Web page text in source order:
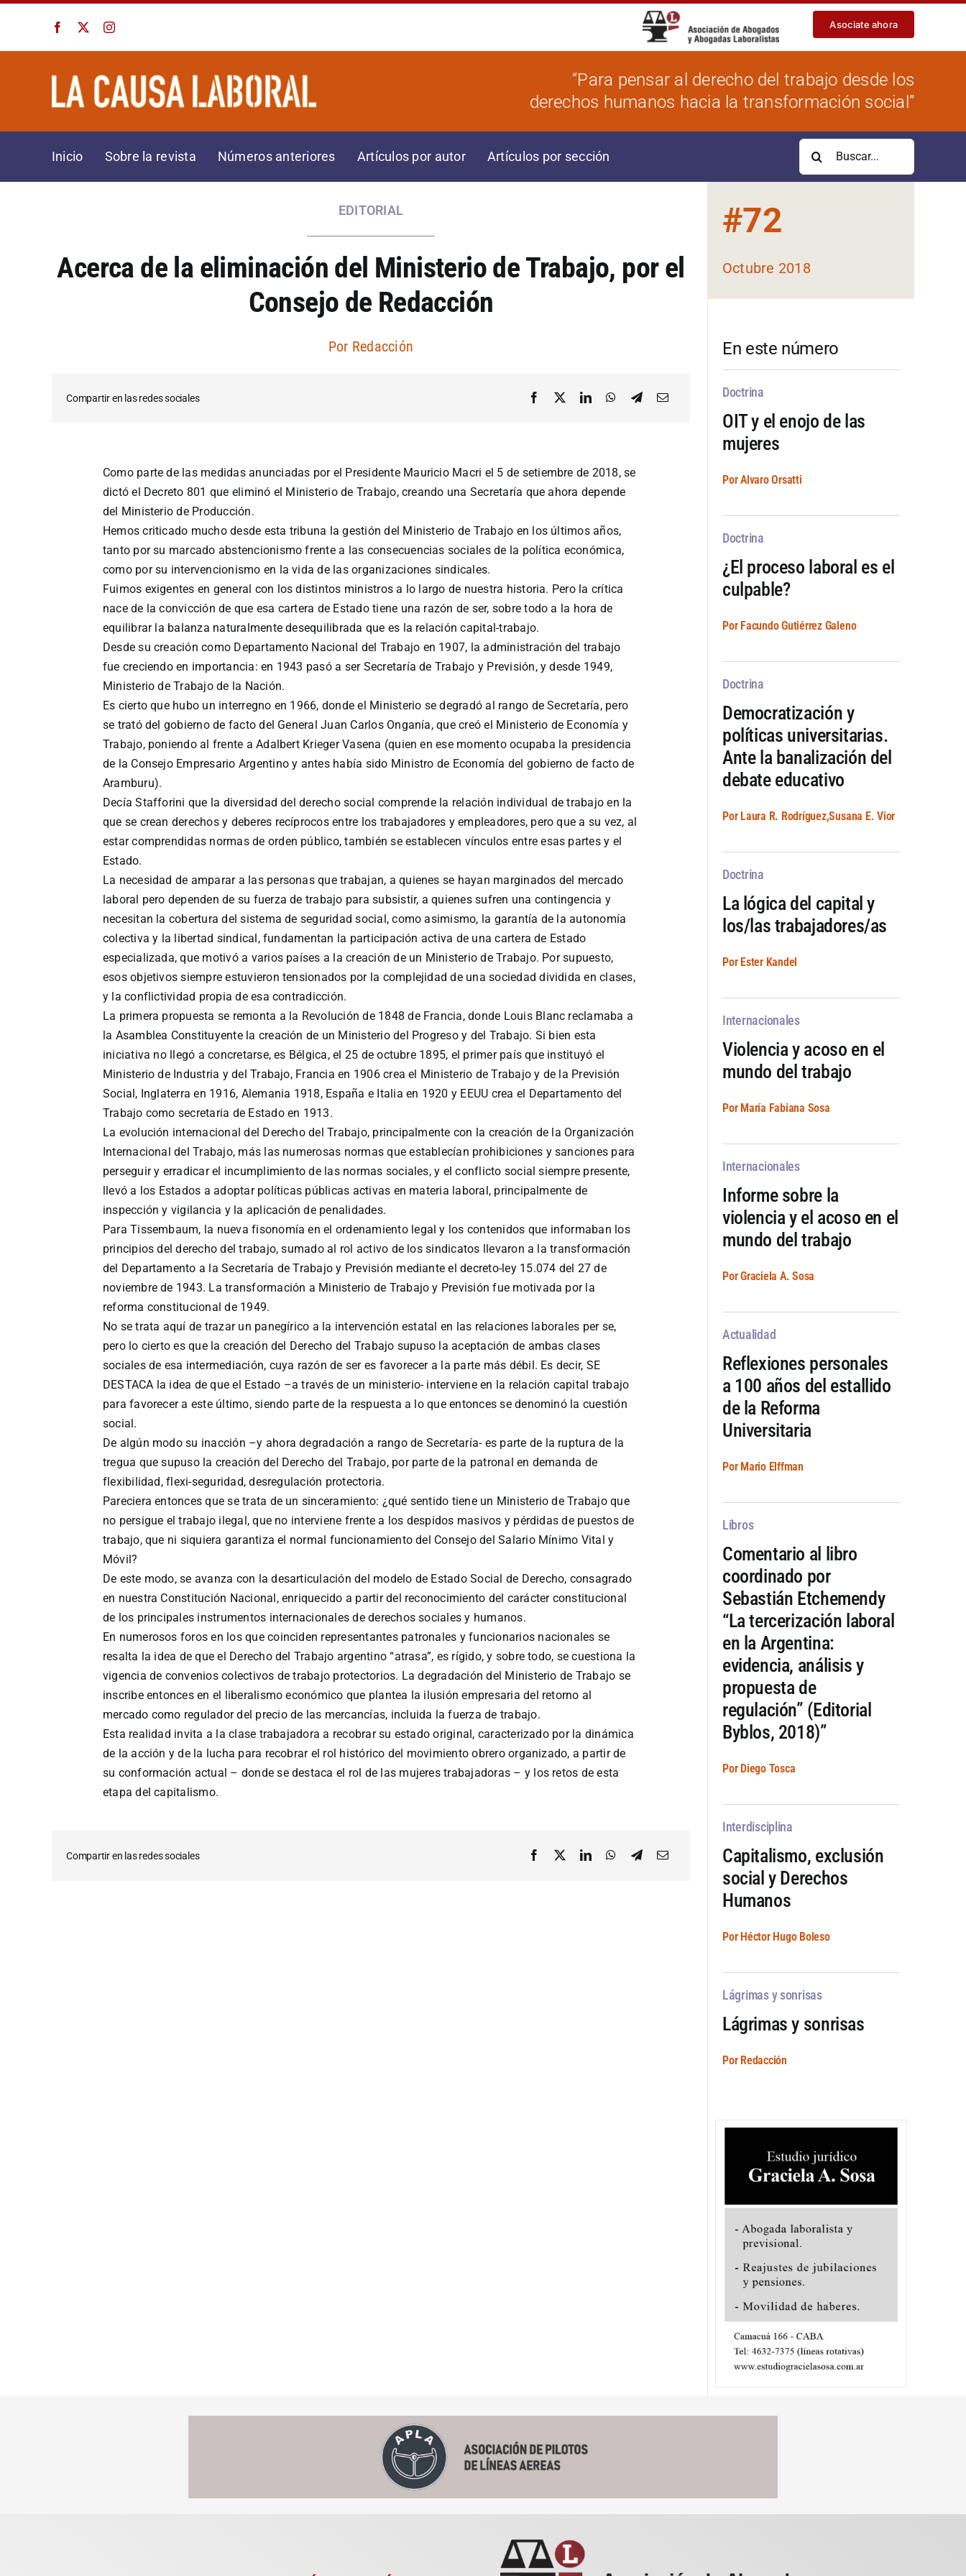
contenido
Asociate ahora
“Para pensar al derecho del trabajo desde los
derechos humanos hacia la transformación social”
Inicio Sobre la revista Números anteriores Artículos por autor Artículos por sección
Buscar:
EDITORIAL
Acerca de la eliminación del Ministerio de Trabajo, por el
Consejo de Redacción
Por Redacción
Compartir en las redes sociales
Como parte de las medidas anunciadas por el Presidente Mauricio Macri el 5 de setiembre de 2018, se
dictó el Decreto 801 que eliminó el Ministerio de Trabajo, creando una Secretaría que ahora depende
del Ministerio de Producción.
Hemos criticado mucho desde esta tribuna la gestión del Ministerio de Trabajo en los últimos años,
tanto por su marcado abstencionismo frente a las consecuencias sociales de la política económica,
como por su intervencionismo en la vida de las organizaciones sindicales.
Fuimos exigentes en general con los distintos ministros a lo largo de nuestra historia. Pero la crítica
nace de la convicción de que esa cartera de Estado tiene una razón de ser, sobre todo a la hora de
equilibrar la balanza naturalmente desequilibrada que es la relación capital-trabajo.
Desde su creación como Departamento Nacional del Trabajo en 1907, la administración del trabajo
fue creciendo en importancia: en 1943 pasó a ser Secretaría de Trabajo y Previsión, y desde 1949,
Ministerio de Trabajo de la Nación.
Es cierto que hubo un interregno en 1966, donde el Ministerio se degradó al rango de Secretaría, pero
se trató del gobierno de facto del General Juan Carlos Onganía, que creó el Ministerio de Economía y
Trabajo, poniendo al frente a Adalbert Krieger Vasena (quien en ese momento ocupaba la presidencia
de la Consejo Empresario Argentino y antes había sido Ministro de Economía del gobierno de facto de
Aramburu).
Decía Stafforini que la diversidad del derecho social comprende la relación individual de trabajo en la
que se crean derechos y deberes recíprocos entre los trabajadores y empleadores, pero que a su vez, al
estar comprendidas normas de orden público, también se establecen vínculos entre esas partes y el
Estado.
La necesidad de amparar a las personas que trabajan, a quienes se hayan marginados del mercado
laboral pero dependen de su fuerza de trabajo para subsistir, a quienes sufren una contingencia y
necesitan la cobertura del sistema de seguridad social, como asimismo, la garantía de la autonomía
colectiva y la libertad sindical, fundamentan la participación activa de una cartera de Estado
especializada, que motivó a varios países a la creación de un Ministerio de Trabajo. Por supuesto,
esos objetivos siempre estuvieron tensionados por la complejidad de una sociedad dividida en clases,
y la conflictividad propia de esa contradicción.
La primera propuesta se remonta a la Revolución de 1848 de Francia, donde Louis Blanc reclamaba a
la Asamblea Constituyente la creación de un Ministerio del Progreso y del Trabajo. Si bien esta
iniciativa no llegó a concretarse, es Bélgica, el 25 de octubre 1895, el primer país que instituyó el
Ministerio de Industria y del Trabajo, Francia en 1906 crea el Ministerio de Trabajo y de la Previsión
Social, Inglaterra en 1916, Alemania 1918, España e Italia en 1920 y EEUU crea el Departamento del
Trabajo como secretaria de Estado en 1913.
La evolución internacional del Derecho del Trabajo, principalmente con la creación de la Organización
Internacional del Trabajo, más las numerosas normas que establecían prohibiciones y sanciones para
perseguir y erradicar el incumplimiento de las normas sociales, y el conflicto social siempre presente,
llevó a los Estados a adoptar políticas públicas activas en materia laboral, principalmente de
inspección y vigilancia y la aplicación de penalidades.
Para Tissembaum, la nueva fisonomía en el ordenamiento legal y los contenidos que informaban los
principios del derecho del trabajo, sumado al rol activo de los sindicatos llevaron a la transformación
del Departamento a la Secretaría de Trabajo y Previsión mediante el decreto-ley 15.074 del 27 de
noviembre de 1943. La transformación a Ministerio de Trabajo y Previsión fue motivada por la
reforma constitucional de 1949.
No se trata aquí de trazar un panegírico a la intervención estatal en las relaciones laborales per se,
pero lo cierto es que la creación del Derecho del Trabajo supuso la aceptación de ambas clases
sociales de esa intermediación, cuya razón de ser es favorecer a la parte más débil. Es decir, SE
DESTACA la idea de que el Estado –a través de un ministerio- interviene en la relación capital trabajo
para favorecer a este último, siendo parte de la respuesta a lo que entonces se denominó la cuestión
social.
De algún modo su inacción –y ahora degradación a rango de Secretaría- es parte de la ruptura de la
tregua que supuso la creación del Derecho del Trabajo, por parte de la patronal en demanda de
flexibilidad, flexi-seguridad, desregulación protectoria.
Pareciera entonces que se trata de un sinceramiento: ¿qué sentido tiene un Ministerio de Trabajo que
no persigue el trabajo ilegal, que no interviene frente a los despidos masivos y pérdidas de puestos de
trabajo, que ni siquiera garantiza el normal funcionamiento del Consejo del Salario Mínimo Vital y
Móvil?
De este modo, se avanza con la desarticulación del modelo de Estado Social de Derecho, consagrado
en nuestra Constitución Nacional, enriquecido a partir del reconocimiento del carácter constitucional
de los principales instrumentos internacionales de derechos sociales y humanos.
En numerosos foros en los que coinciden representantes patronales y funcionarios nacionales se
resalta la idea de que el Derecho del Trabajo argentino “atrasa”, es rígido, y sobre todo, se cuestiona la
vigencia de convenios colectivos de trabajo protectorios. La degradación del Ministerio de Trabajo se
inscribe entonces en el liberalismo económico que plantea la ilusión empresaria del retorno al
mercado como regulador del precio de las mercancías, incluida la fuerza de trabajo.
Esta realidad invita a la clase trabajadora a recobrar su estado original, caracterizado por la dinámica
de la acción y de la lucha para recobrar el rol histórico del movimiento obrero organizado, a partir de
su conformación actual – donde se destaca el rol de las mujeres trabajadoras – y los retos de esta
etapa del capitalismo.
Compartir en las redes sociales
#72
Octubre 2018
En este número
Doctrina
OIT y el enojo de las
mujeres
Por Alvaro Orsatti
Doctrina
¿El proceso laboral es el
culpable?
Por Facundo Gutiérrez Galeno
Doctrina
Democratización y
políticas universitarias.
Ante la banalización del
debate educativo
Por Laura R. Rodríguez,Susana E. Vior
Doctrina
La lógica del capital y
los/las trabajadores/as
Por Ester Kandel
Internacionales
Violencia y acoso en el
mundo del trabajo
Por María Fabiana Sosa
Internacionales
Informe sobre la
violencia y el acoso en el
mundo del trabajo
Por Graciela A. Sosa
Actualidad
Reflexiones personales
a 100 años del estallido
de la Reforma
Universitaria
Por Mario Elffman
Libros
Comentario al libro
coordinado por
Sebastián Etchemendy
“La tercerización laboral
en la Argentina:
evidencia, análisis y
propuesta de
regulación” (Editorial
Byblos, 2018)”
Por Diego Tosca
Interdisciplina
Capitalismo, exclusión
social y Derechos
Humanos
Por Héctor Hugo Boleso
Lágrimas y sonrisas
Lágrimas y sonrisas
Por Redacción